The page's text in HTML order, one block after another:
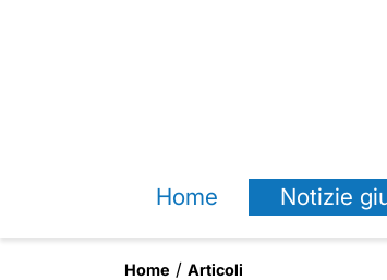
Home Notizie
Home Articoli